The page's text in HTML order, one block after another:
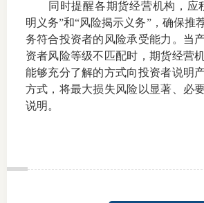
同时提醒各期货经营机构，应
明义务”和“风险揭示义务”，确保推
务符合投资者的风险承受能力。当
资者风险等级不匹配时，期货经营
能够充分了解的方式向投资者说明
方式，将最大损失风险以显著、必
说明。